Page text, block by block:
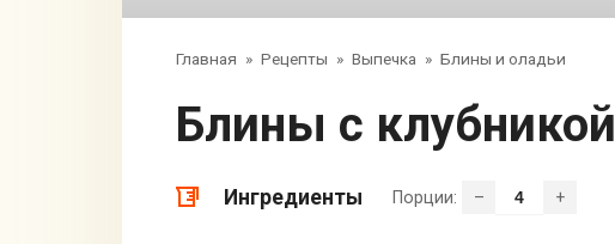
Главная » Рецепты » Выпечка » Блины и оладьи
Блины с клубникой
Ингредиенты Порции: – +